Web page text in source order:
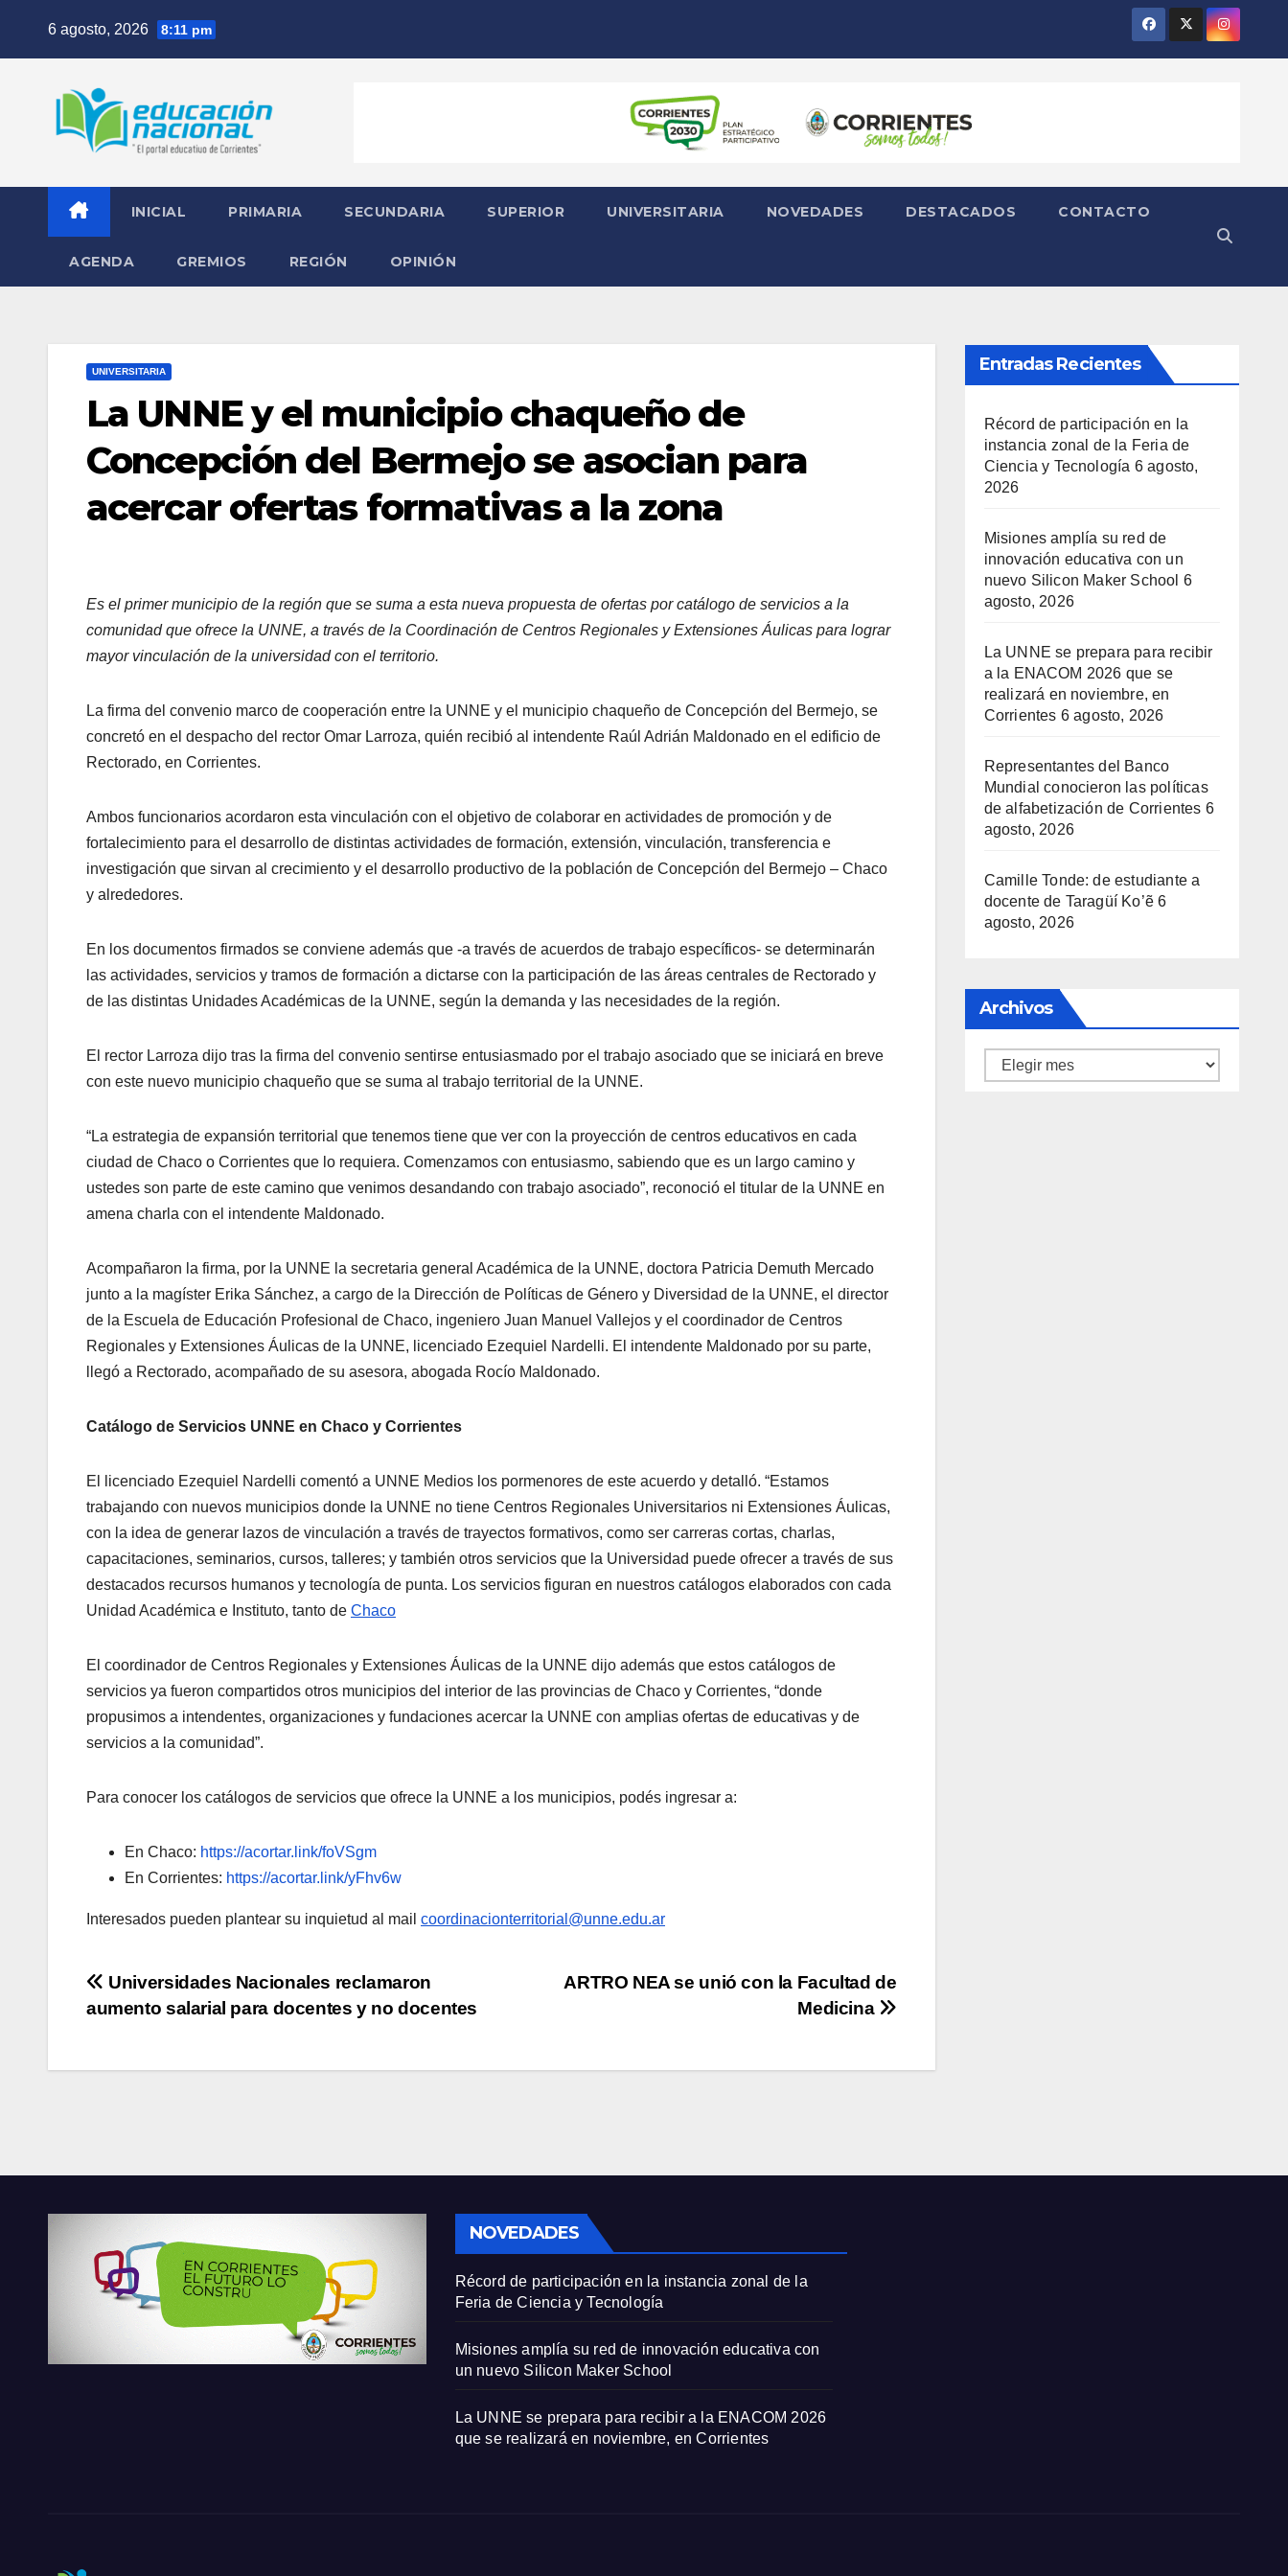
6 agosto, 2026 8:11 pm
INICIAL PRIMARIA SECUNDARIA SUPERIOR UNIVERSITARIA NOVEDADES DESTACADOS CONTACTO
AGENDA GREMIOS REGIÓN OPINIÓN
UNIVERSITARIA
La UNNE y el municipio chaqueño de
Concepción del Bermejo se asocian para
acercar ofertas formativas a la zona
Es el primer municipio de la región que se suma a esta nueva propuesta de ofertas por catálogo de servicios a la
comunidad que ofrece la UNNE, a través de la Coordinación de Centros Regionales y Extensiones Áulicas para lograr
mayor vinculación de la universidad con el territorio.
La firma del convenio marco de cooperación entre la UNNE y el municipio chaqueño de Concepción del Bermejo, se
concretó en el despacho del rector Omar Larroza, quién recibió al intendente Raúl Adrián Maldonado en el edificio de
Rectorado, en Corrientes.
Ambos funcionarios acordaron esta vinculación con el objetivo de colaborar en actividades de promoción y de
fortalecimiento para el desarrollo de distintas actividades de formación, extensión, vinculación, transferencia e
investigación que sirvan al crecimiento y el desarrollo productivo de la población de Concepción del Bermejo – Chaco
y alrededores.
En los documentos firmados se conviene además que -a través de acuerdos de trabajo específicos- se determinarán
las actividades, servicios y tramos de formación a dictarse con la participación de las áreas centrales de Rectorado y
de las distintas Unidades Académicas de la UNNE, según la demanda y las necesidades de la región.
El rector Larroza dijo tras la firma del convenio sentirse entusiasmado por el trabajo asociado que se iniciará en breve
con este nuevo municipio chaqueño que se suma al trabajo territorial de la UNNE.
“La estrategia de expansión territorial que tenemos tiene que ver con la proyección de centros educativos en cada
ciudad de Chaco o Corrientes que lo requiera. Comenzamos con entusiasmo, sabiendo que es un largo camino y
ustedes son parte de este camino que venimos desandando con trabajo asociado”, reconoció el titular de la UNNE en
amena charla con el intendente Maldonado.
Acompañaron la firma, por la UNNE la secretaria general Académica de la UNNE, doctora Patricia Demuth Mercado
junto a la magíster Erika Sánchez, a cargo de la Dirección de Políticas de Género y Diversidad de la UNNE, el director
de la Escuela de Educación Profesional de Chaco, ingeniero Juan Manuel Vallejos y el coordinador de Centros
Regionales y Extensiones Áulicas de la UNNE, licenciado Ezequiel Nardelli. El intendente Maldonado por su parte,
llegó a Rectorado, acompañado de su asesora, abogada Rocío Maldonado.
Catálogo de Servicios UNNE en Chaco y Corrientes
El licenciado Ezequiel Nardelli comentó a UNNE Medios los pormenores de este acuerdo y detalló. “Estamos
trabajando con nuevos municipios donde la UNNE no tiene Centros Regionales Universitarios ni Extensiones Áulicas,
con la idea de generar lazos de vinculación a través de trayectos formativos, como ser carreras cortas, charlas,
capacitaciones, seminarios, cursos, talleres; y también otros servicios que la Universidad puede ofrecer a través de sus
destacados recursos humanos y tecnología de punta. Los servicios figuran en nuestros catálogos elaborados con cada
Unidad Académica e Instituto, tanto de Chaco
El coordinador de Centros Regionales y Extensiones Áulicas de la UNNE dijo además que estos catálogos de
servicios ya fueron compartidos otros municipios del interior de las provincias de Chaco y Corrientes, “donde
propusimos a intendentes, organizaciones y fundaciones acercar la UNNE con amplias ofertas de educativas y de
servicios a la comunidad”.
Para conocer los catálogos de servicios que ofrece la UNNE a los municipios, podés ingresar a:
En Chaco: https://acortar.link/foVSgm
En Corrientes: https://acortar.link/yFhv6w
Interesados pueden plantear su inquietud al mail coordinacionterritorial@unne.edu.ar
Navegación
entradas
ARTRO NEA se unió con la Facultad de
Medicina
Universidades Nacionales reclamaron
aumento salarial para docentes y no docentes
Entradas Recientes
Récord de participación en la
instancia zonal de la Feria de
Ciencia y Tecnología 6 agosto,
2026
Misiones amplía su red de
innovación educativa con un
nuevo Silicon Maker School 6
agosto, 2026
La UNNE se prepara para recibir
a la ENACOM 2026 que se
realizará en noviembre, en
Corrientes 6 agosto, 2026
Representantes del Banco
Mundial conocieron las políticas
de alfabetización de Corrientes 6
agosto, 2026
Camille Tonde: de estudiante a
docente de Taragüí Ko’ẽ 6
agosto, 2026
Archivos
Archivos
NOVEDADES
Récord de participación en la instancia zonal de la
Feria de Ciencia y Tecnología
Misiones amplía su red de innovación educativa con
un nuevo Silicon Maker School
La UNNE se prepara para recibir a la ENACOM 2026
que se realizará en noviembre, en Corrientes